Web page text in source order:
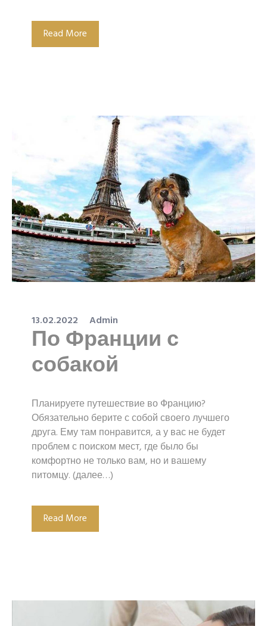
Read More
13.02.2022 Admin
По Франции с
собакой
Планируете путешествие во Францию?
Обязательно берите с собой своего лучшего
друга. Ему там понравится, а у вас не будет
проблем с поиском мест, где было бы
комфортно не только вам, но и вашему
питомцу. (далее…)
Read More